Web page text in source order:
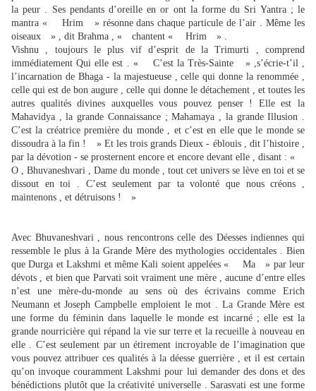
la peur . Ses pendants d’oreille en or ont la forme du Sri Yantra ; le
mantra « Hrim » résonne dans chaque particule de l’air . Même les
oiseaux » , dit Brahma , « chantent « Hrim » .
Vishnu , toujours le plus vif d’esprit de la Trimurti , comprend
immédiatement Qui elle est . « C’est la Très-Sainte » ,s’écrie-t’il ,
l’incarnation de Bhaga - la majestueuse , celle qui donne la renommée ,
celle qui est de bon augure , celle qui donne le détachement , et toutes les
autres qualités divines auxquelles vous pouvez penser ! Elle est la
Mahavidya , la grande Connaissance ; Mahamaya , la grande Illusion .
C’est la créatrice première du monde , et c’est en elle que le monde se
dissoudra à la fin ! » Et les trois grands Dieux - éblouis , dit l’histoire ,
par la dévotion - se prosternent encore et encore devant elle , disant : «
O , Bhuvaneshvari , Dame du monde , tout cet univers se lève en toi et se
dissout en toi . C’est seulement par ta volonté que nous créons ,
maintenons , et détruisons ! »
Avec Bhuvaneshvari , nous rencontrons celle des Déesses indiennes qui
ressemble le plus à la Grande Mère des mythologies occidentales . Bien
que Durga et Lakshmi et même Kali soient appelées « Ma » par leur
dévots , et bien que Parvati soit vraiment une mère , aucune d’entre elles
n’est une mère-du-monde au sens où des écrivains comme Erich
Neumann et Joseph Campbelle emploient le mot . La Grande Mère est
une forme du féminin dans laquelle le monde est incarné ; elle est la
grande nourricière qui répand la vie sur terre et la recueille à nouveau en
elle . C’est seulement par un étirement incroyable de l’imagination que
vous pouvez attribuer ces qualités à la déesse guerrière , et il est certain
qu’on invoque couramment Lakshmi pour lui demander des dons et des
bénédictions plutôt que la créativité universelle . Sarasvati est une forme